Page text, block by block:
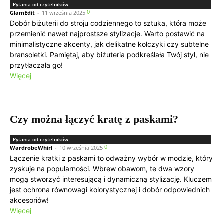
Pytania od czytelników
GlamEdit - 11 września 2025 0
Dobór biżuterii do stroju codziennego to sztuka, która może
przemienić nawet najprostsze stylizacje. Warto postawić na
minimalistyczne akcenty, jak delikatne kolczyki czy subtelne
bransoletki. Pamiętaj, aby biżuteria podkreślała Twój styl, nie
przytłaczała go!
Więcej
Czy można łączyć kratę z paskami?
Pytania od czytelników
WardrobeWhirl - 10 września 2025 0
Łączenie kratki z paskami to odważny wybór w modzie, który
zyskuje na popularności. Wbrew obawom, te dwa wzory
mogą stworzyć interesującą i dynamiczną stylizację. Kluczem
jest ochrona równowagi kolorystycznej i dobór odpowiednich
akcesoriów!
Więcej